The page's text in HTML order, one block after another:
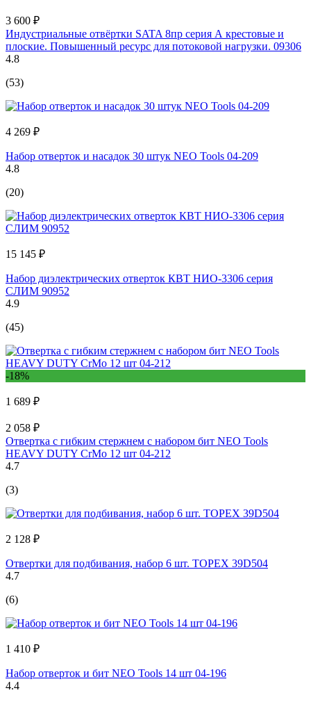
3 600 ₽
Индустриальные отвёртки SATA 8пр серия А крестовые и
плоские. Повышенный ресурс для потоковой нагрузки. 09306
4.8
(53)
4 269 ₽
Набор отверток и насадок 30 штук NEO Tools 04-209
4.8
(20)
15 145 ₽
Набор диэлектрических отверток КВТ НИО-3306 серия
СЛИМ 90952
4.9
(45)
-18%
1 689 ₽
2 058 ₽
Отвертка с гибким стержнем с набором бит NEO Tools
HEAVY DUTY CrMo 12 шт 04-212
4.7
(3)
2 128 ₽
Отвертки для подбивания, набор 6 шт. TOPEX 39D504
4.7
(6)
1 410 ₽
Набор отверток и бит NEO Tools 14 шт 04-196
4.4